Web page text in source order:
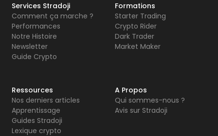
Services Stradoji
Comment ça marche ?
Performances
Notre Histoire
Newsletter
Guide Crypto
Formations
Starter Trading
Crypto Rider
Dark Trader
Market Maker
Ressources
Nos derniers articles
Apprentissage
Guides Stradoji
Lexique crypto
A Propos
Qui sommes-nous ?
Avis sur Stradoji